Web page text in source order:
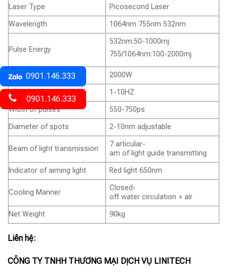
Laser Type
Picosecond Laser
Wavelength
1064nm 755nm 532nm
Pulse Energy
532nm:50-1000mj
755/1064nm:100-2000mj
Power
2000W
Frequency
1-10HZ
Width of pulses
550-750ps
Diameter of spots
2-10nm adjustable
Beam of light transmission
7 articular-
am of light guide transmitting
Indicator of aiming light
Red light 650nm
Cooling Manner
Closed-
off water circulation + air
Net Weight
90kg
Liên hệ:
CÔNG TY TNHH THƯƠNG MẠI DỊCH VỤ LINITECH
0901.146.333
0901.146.333